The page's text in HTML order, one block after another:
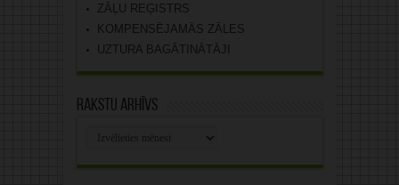
ZĀĻU REĢISTRS
KOMPENSĒJAMĀS ZĀLES
UZTURA BAGĀTINĀTĀJI
Rakstu arhīvs